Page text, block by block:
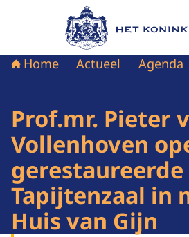
Naar de homepage
Home Actueel Agenda
Prof.mr. Pieter
Vollenhoven
gerestaureerde
Tapijtenzaal in
Huis van Gijn